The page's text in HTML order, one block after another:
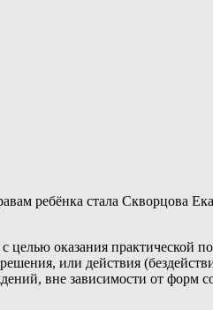
ребёнка стала Скворцова
оказания практической
или действия
вне зависимости от форм